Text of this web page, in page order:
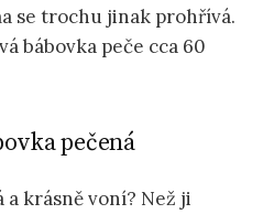
se trochu jinak prohřívá.
bábovka peče cca 60
pečená
a krásně voní? Než ji